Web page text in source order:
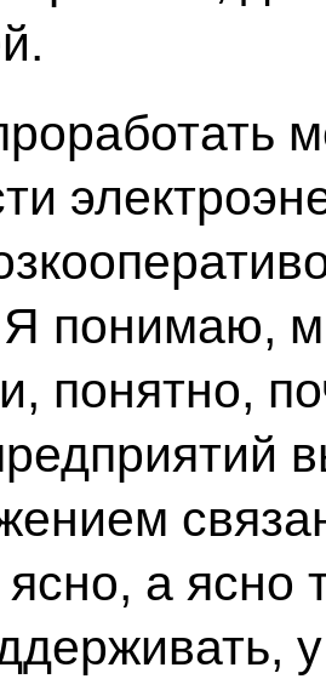
понимаю,
понятно,
а ясно